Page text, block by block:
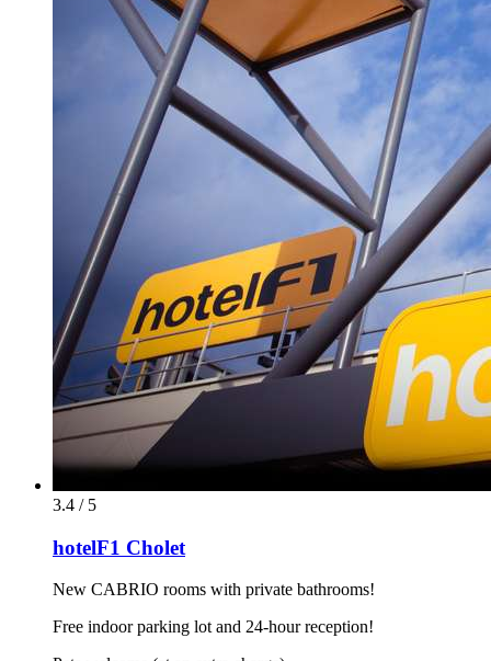
3.4 / 5
hotelF1 Cholet
New CABRIO rooms with private bathrooms!
Free indoor parking lot and 24-hour reception!